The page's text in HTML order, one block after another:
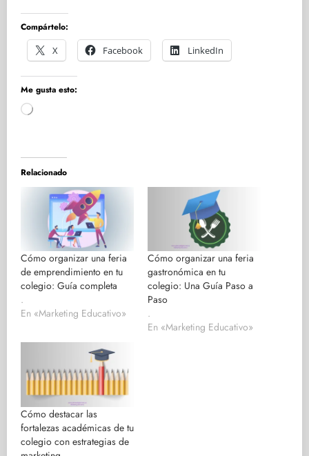
Compártelo:
X
Facebook LinkedIn
Me gusta esto:
Cargando...
Relacionado
Cómo organizar una feria
de emprendimiento en tu
colegio: Guía completa
.
En «Marketing Educativo»
Cómo organizar una feria
gastronómica en tu
colegio: Una Guía Paso a
Paso
.
En «Marketing Educativo»
Cómo destacar las
fortalezas académicas de tu
colegio con estrategias de